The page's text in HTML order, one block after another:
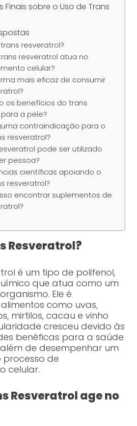
sobre o Uso de Trans
trans resveratrol?
resveratrol atua no
celular?
mais eficaz de consumir
os benefícios do trans
a pele?
contraindicação para o
resveratrol?
pode ser utilizado
pessoa?
científicas apoiando o
resveratrol?
encontrar suplementos de
Resveratrol?
é um tipo de polifenol,
que atua como um
Ele é
como uvas,
mirtilos, cacau e vinho
cresceu devido às
benéficas para a saúde
de desempenhar um
de
celular.
Resveratrol age no